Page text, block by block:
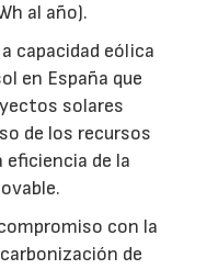
al año).
capacidad eólica
en España que
solares
de los recursos
de la
con la
de